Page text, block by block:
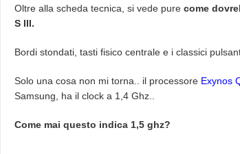
Oltre alla scheda tecnica, si vede pure come
S III.
Bordi stondati, tasti fisico centrale e i classici
Solo una cosa non mi torna.. il processore Exynos
Samsung, ha il clock a 1,4 Ghz..
Come mai questo indica 1,5 ghz?